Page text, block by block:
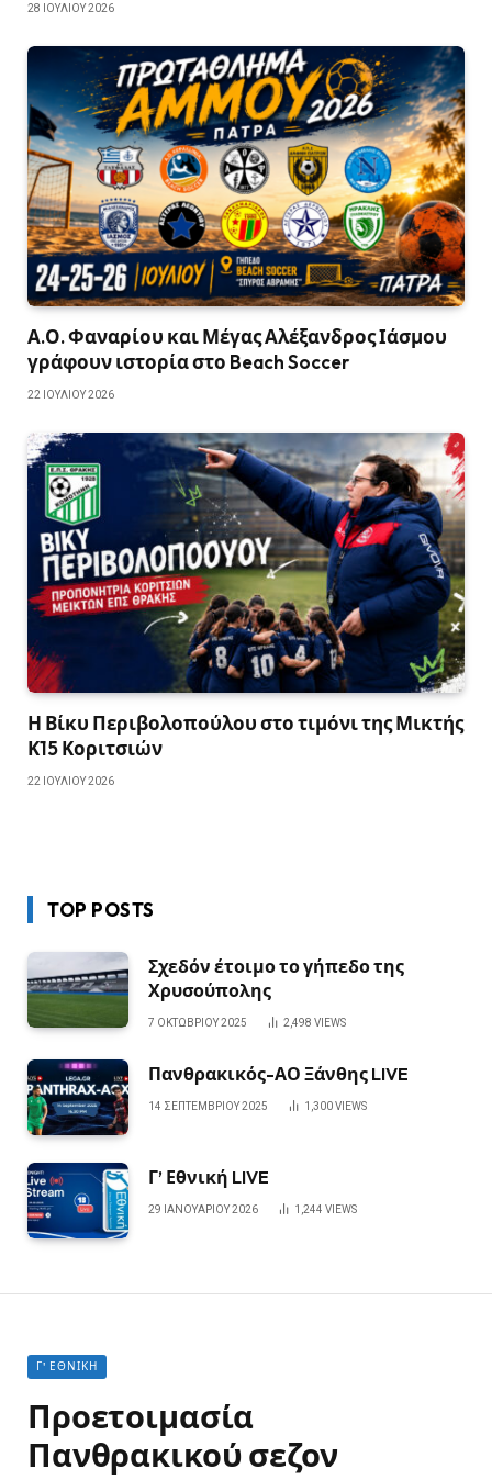
28 ΙΟΥΛΊΟΥ 2026
Α.Ο. Φαναρίου και Μέγας Αλέξανδρος Ιάσμου
γράφουν ιστορία στο Beach Soccer
22 ΙΟΥΛΊΟΥ 2026
Η Βίκυ Περιβολοπούλου στο τιμόνι της Μικτής
Κ15 Κοριτσιών
22 ΙΟΥΛΊΟΥ 2026
TOP POSTS
Σχεδόν έτοιμο το γήπεδο της
Χρυσούπολης
7 ΟΚΤΩΒΡΊΟΥ 2025 2,498 VIEWS
Πανθρακικός-ΑΟ Ξάνθης LIVE
14 ΣΕΠΤΕΜΒΡΊΟΥ 2025 1,300VIEWS
Γ’ Εθνική LIVE
29 ΙΑΝΟΥΑΡΊΟΥ 2026 1,244 VIEWS
Γ' ΕΘΝΙΚΉ
Προετοιμασία
Πανθρακικού σεζον